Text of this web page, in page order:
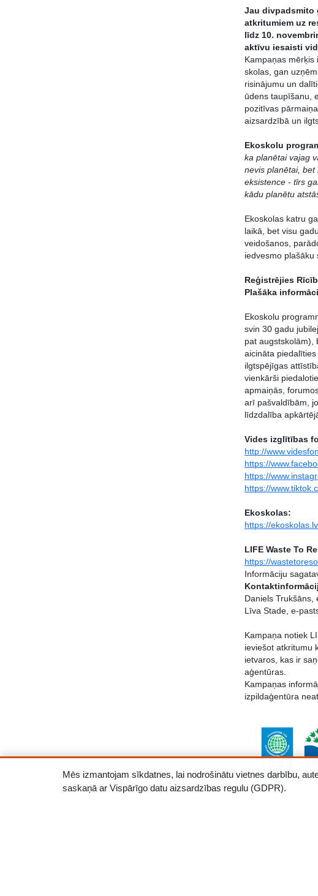
Jau divpadsmito
atkritumiem uz
līdz 10.
aktīvu iesaisti
Kampaņas
skolas, gan
risinājumu un
ūdens taupīšanu,
pozitīvas
aizsardzībā un
Ekoskolu
ka planētai vajag
nevis planētai, bet
eksistence - tīrs
kādu planētu
Ekoskolas katru
laikā, bet visu
veidošanos,
iedvesmo plašāku
Reģistrējies
Plašāka
Ekoskolu
svin 30 gadu
pat augstskolām),
aicināta
ilgtspējīgas
vienkārši
apmaiņās,
arī pašvaldībām,
līdzdalība
Vides izglītības
http://
https://
https://
https://
Ekoskolas:
https://
LIFE Waste To
https://
Informāciju
Daniels Trukšāns,
Līva Stade, e-
Kampaņa notiek
ieviešot atkritumu
ietvaros, kas ir
aģentūras.
Kampaņas
izpildaģentūra
Mēs izmantojam sīkdatnes, lai nodrošinātu vietnes darbību,
saskaņā ar Vispārīgo datu aizsardzības regulu (GDPR).